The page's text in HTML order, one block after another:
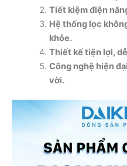
Tiết kiệm điện
Hệ thống lọc
khỏe.
Thiết kế tiện lợi,
Công nghệ hiện
vời.